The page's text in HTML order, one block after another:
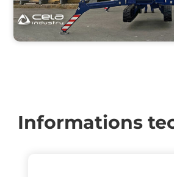
Informations